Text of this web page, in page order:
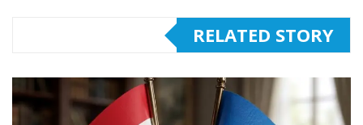
RELATED STORY